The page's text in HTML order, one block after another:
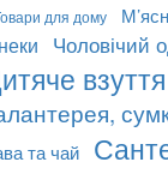
для дому
Чоловічий
взуття
та чай